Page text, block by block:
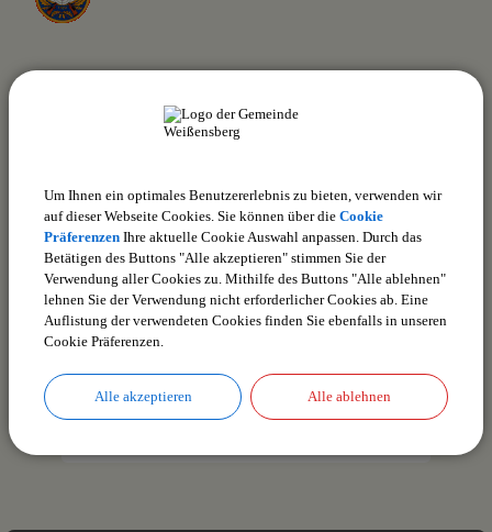
Ortsplan der Gemeinde Weißensberg
zurück
drucken nach oben
Um Ihnen ein optimales Benutzererlebnis zu bieten, verwenden wir
auf dieser Webseite Cookies. Sie können über die Cookie
Präferenzen Ihre aktuelle Cookie Auswahl anpassen. Durch das
Betätigen des Buttons "Alle akzeptieren" stimmen Sie der
Verwendung aller Cookies zu. Mithilfe des Buttons "Alle ablehnen"
lehnen Sie der Verwendung nicht erforderlicher Cookies ab. Eine
Auflistung der verwendeten Cookies finden Sie ebenfalls in unseren
Cookie Präferenzen.
Alle akzeptieren Alle ablehnen